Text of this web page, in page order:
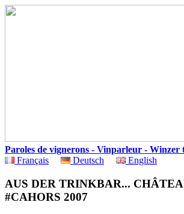
Paroles de vignerons - Vinparleur - Winzer
Français
Deutsch English
AUS DER TRINKBAR...
#CAHORS 2007